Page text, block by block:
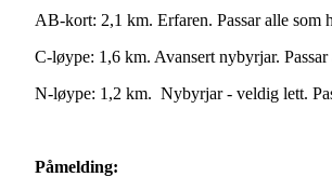
AB-kort: 2,1 km. Erfaren. Passar alle som
C-løype: 1,6 km. Avansert nybyrjar.
N-løype: 1,2 km. Nybyrjar - veldig lett.
Påmelding: